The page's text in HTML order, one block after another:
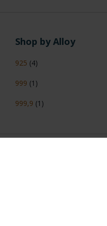
Shop by Alloy
925 (4)
999 (1)
999,9 (1)